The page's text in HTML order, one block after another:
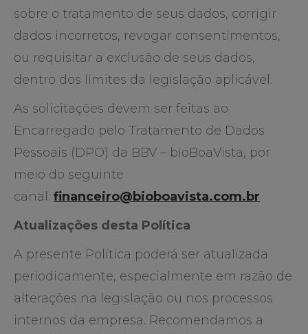
sobre o tratamento de seus dados, corrigir
dados incorretos, revogar consentimentos,
ou requisitar a exclusão de seus dados,
dentro dos limites da legislação aplicável.
As solicitações devem ser feitas ao
Encarregado pelo Tratamento de Dados
Pessoais (DPO) da BBV – bioBoaVista, por
meio do seguinte
canal: financeiro@bioboavista.com.br
Atualizações desta Política
A presente Política poderá ser atualizada
periodicamente, especialmente em razão de
alterações na legislação ou nos processos
internos da empresa. Recomendamos a